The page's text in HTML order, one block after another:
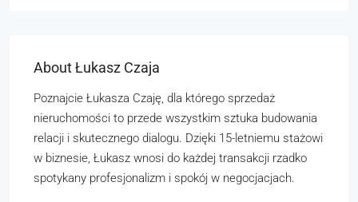
About Łukasz Czaja
Poznajcie Łukasza Czaję, dla którego sprzedaż
nieruchomości to przede wszystkim sztuka budowania
relacji i skutecznego dialogu. Dzięki 15-letniemu stażowi
w biznesie, Łukasz wnosi do każdej transakcji rzadko
spotykany profesjonalizm i spokój w negocjacjach.